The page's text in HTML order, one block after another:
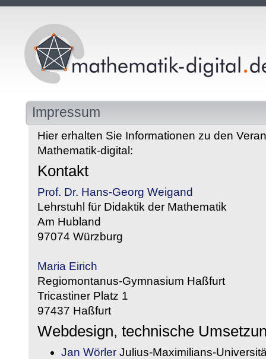
Impressum
Hier erhalten Sie Informationen zu den
Mathematik-digital:
Kontakt
Prof. Dr. Hans-Georg Weigand
Lehrstuhl für Didaktik der Mathematik
Am Hubland
97074 Würzburg
Maria Eirich
Regiomontanus-Gymnasium Haßfurt
Tricastiner Platz 1
97437 Haßfurt
Webdesign, technische
Jan Wörler Julius-Maximilians-